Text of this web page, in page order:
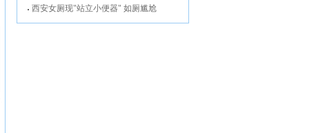
西安女厕现"站立小便器" 如厕尴尬